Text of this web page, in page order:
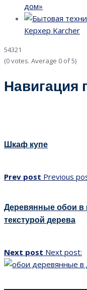
дом»
Керхер Karcher
54321
(0 votes. Average 0 of 5)
Навигация
Шкаф купе
Prev post Previous
Деревянные обои в
текстурой дерева
Next post Next post: